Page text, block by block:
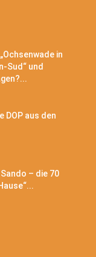
in
Sud“ und
DOP aus den
– die 70